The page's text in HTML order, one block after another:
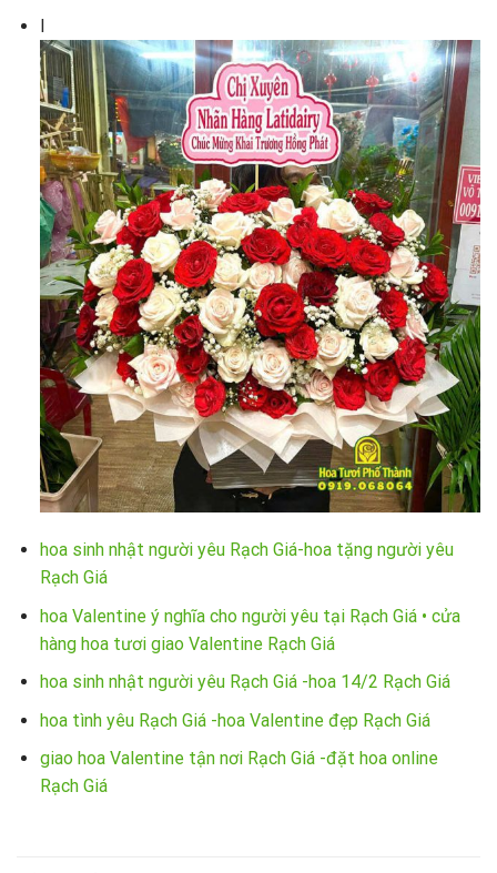
hoa sinh nhật người yêu Rạch Giá-hoa tặng người yêu
Rạch Giá
hoa Valentine ý nghĩa cho người yêu tại Rạch Giá • cửa
hàng hoa tươi giao Valentine Rạch Giá
hoa sinh nhật người yêu Rạch Giá -hoa 14/2 Rạch Giá
hoa tình yêu Rạch Giá -hoa Valentine đẹp Rạch Giá
giao hoa Valentine tận nơi Rạch Giá -đặt hoa online
Rạch Giá